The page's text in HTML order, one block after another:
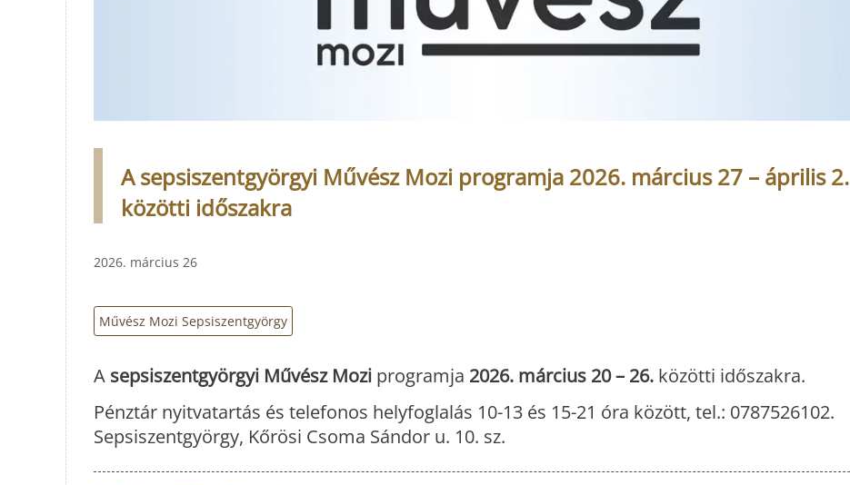
A sepsiszentgyörgyi Művész Mozi programja 2026. március 27 – április 2.
közötti időszakra
2026. március 26
Művész Mozi Sepsiszentgyörgy
A sepsiszentgyörgyi Művész Mozi programja 2026. március 20 – 26. közötti időszakra.
Pénztár nyitvatartás és telefonos helyfoglalás 10-13 és 15-21 óra között, tel.: 0787526102.
Sepsiszentgyörgy, Kőrösi Csoma Sándor u. 10. sz.